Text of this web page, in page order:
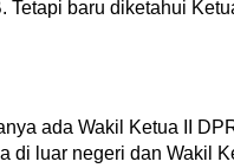
Tetapi baru diketahui
ada Wakil Ketua II
di luar negeri dan Wakil